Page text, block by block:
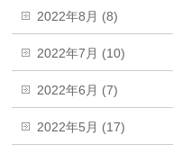
2022年8月 (8)
2022年7月 (10)
2022年6月 (7)
2022年5月 (17)